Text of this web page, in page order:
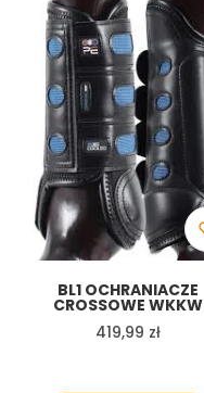
BL1 OCHRANIACZE
CROSSOWE WKKW
Cena
419,99 zł